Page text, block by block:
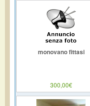
monovano fittasi
300,00€